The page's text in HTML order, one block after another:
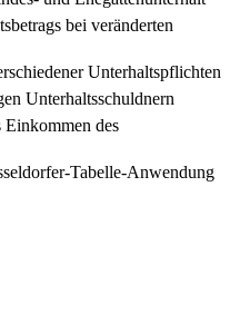
bei veränderten
Unterhaltspflichten
Unterhaltsschuldnern
Einkommen des
Tabelle-Anwendung